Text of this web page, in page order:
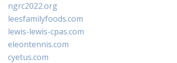
ngrc2022.org
leesfamilyfoods.com
lewis-lewis-cpas.com
eleontennis.com
cyetus.com